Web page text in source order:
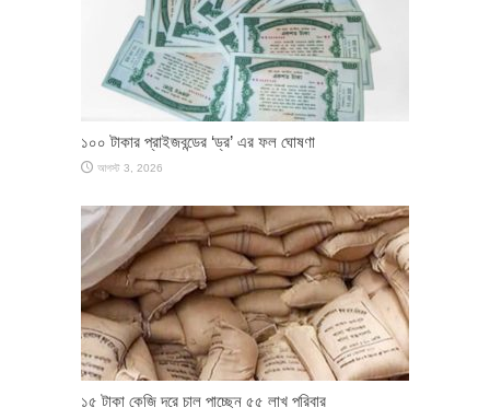
১০০ টাকার প্রাইজবন্ডের ‘ড্র’ এর ফল ঘোষণা
আগস্ট 3, 2026
১৫ টাকা কেজি দরে চাল পাচ্ছেন ৫৫ লাখ পরিবার